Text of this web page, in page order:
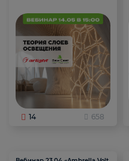
14 658